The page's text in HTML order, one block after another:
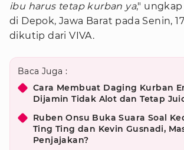
ibu harus tetap kurban ya,"
di Depok, Jawa Barat pada Senin,
dikutip dari VIVA.
Baca Juga :
Cara Membuat Daging Kurban
Dijamin Tidak Alot dan Tetap
Ruben Onsu Buka Suara Soal
Ting Ting dan Kevin Gusnadi,
Penjajakan?